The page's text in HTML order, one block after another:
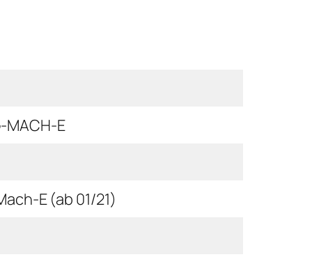
MACH-E
E (ab 01/21)